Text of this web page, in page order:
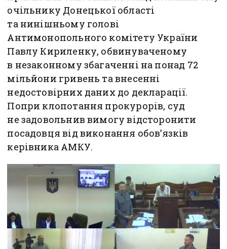
очільнику Донецької області
та нинішньому голові
Антимонопольного комітету України
Павлу Кириленку, обвинуваченому
в незаконному збагаченні на понад 72
мільйони гривень та внесенні
недостовірних даних до декларації.
Попри клопотання прокурорів, суд
не задовольнив вимогу відсторонити
посадовця від виконання обов’язків
керівника АМКУ.